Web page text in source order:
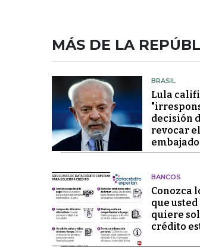
MÁS DE LA
BRASIL
Lula
decisión
revocar
BANCOS
Conozca
que
quiere
crédito